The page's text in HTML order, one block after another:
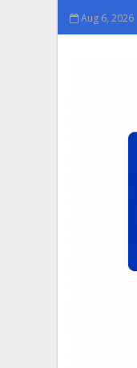
Aug 6, 2026